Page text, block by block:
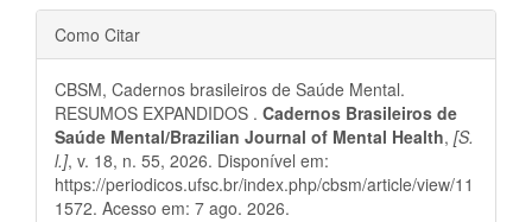
Detalhes
do
artigo
Como Citar
CBSM, Cadernos brasileiros de Saúde Mental.
RESUMOS EXPANDIDOS . Cadernos Brasileiros de
Saúde Mental/Brazilian Journal of Mental Health, [S.
l.], v. 18, n. 55, 2026. Disponível em:
https://periodicos.ufsc.br/index.php/cbsm/article/view/11
1572. Acesso em: 7 ago. 2026.